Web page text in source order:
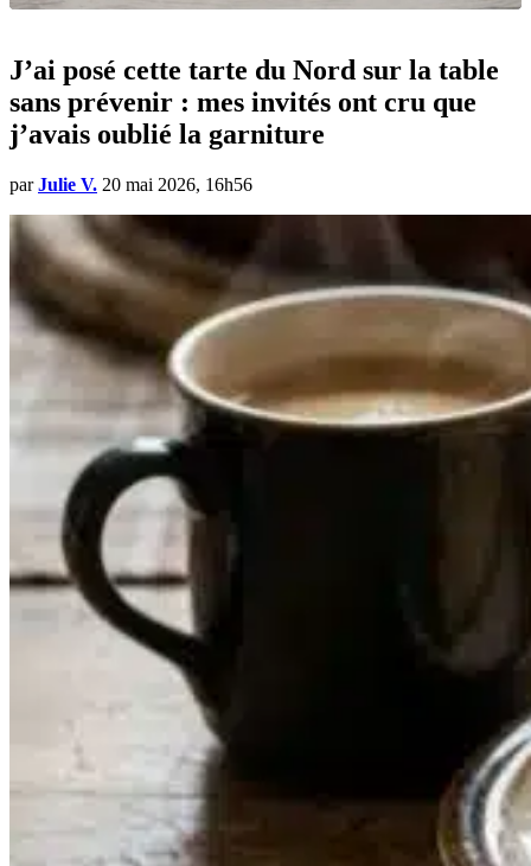
J’ai posé cette tarte du Nord sur la table
sans prévenir : mes invités ont cru que
j’avais oublié la garniture
par Julie V. 20 mai 2026, 16h56